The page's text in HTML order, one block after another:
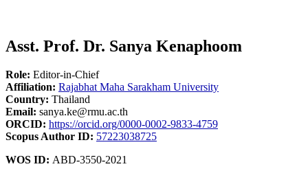
Asst. Prof. Dr. Sanya Kenaphoom
Role: Editor-in-Chief
Affiliation: Rajabhat Maha Sarakham University
Country: Thailand
Email: sanya.ke@rmu.ac.th
ORCID: https://orcid.org/0000-0002-9833-4759
Scopus Author ID: 57223038725
WOS ID: ABD-3550-2021